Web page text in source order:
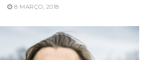
8 MARÇO, 2018